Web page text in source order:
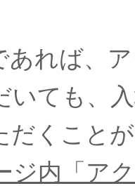
れば、
いても、
だくこと
ジ内「ア